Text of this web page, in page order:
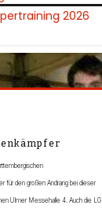
2026
für den großen Andrang bei dieser
Ulmer Messehalle 4. Auch die LG